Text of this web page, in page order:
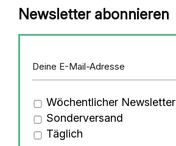
Newsletter abonnieren
Wöchentlicher Newsletter
Sonderversand
Täglich